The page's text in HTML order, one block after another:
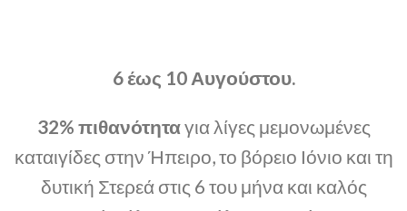
6 έως 10 Αυγούστου.
32% πιθανότηταγια λίγες μεμονωμένες
καταιγίδες στην Ήπειρο, το βόρειο Ιόνιο και τη
δυτική Στερεά στις 6 του μήνα και καλός